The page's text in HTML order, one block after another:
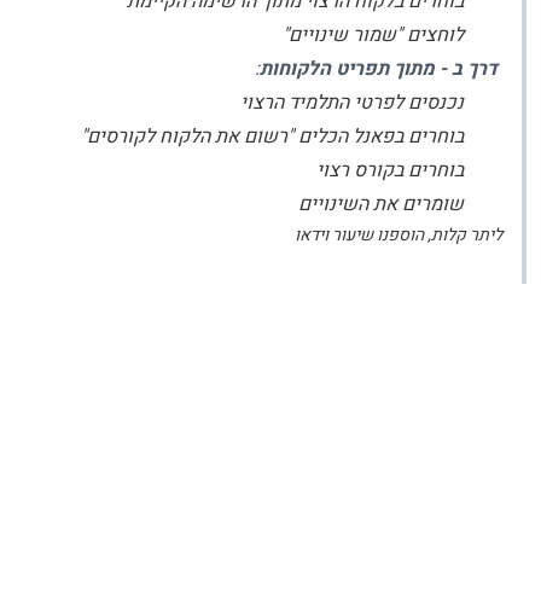
לוחצים "שמור שינויים"
דרך ב - מתוך תפריט הלקוחות:
נכנסים לפרטי התלמיד הרצוי
בוחרים בפאנל הכלים "רשום את הלקוח לקורסים"
בוחרים בקורס רצוי
שומרים את השינויים
ליתר קלות, הוספנו שיעור וידאו